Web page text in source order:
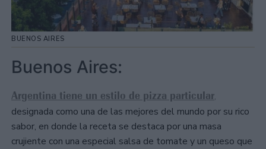
BUENOS AIRES
Buenos Aires:
Argentina tiene un estilo de pizza particular,
designada como una de las mejores del mundo por su rico
sabor, en donde la receta se destaca por una masa
crujiente con una especial salsa de tomate y un queso que